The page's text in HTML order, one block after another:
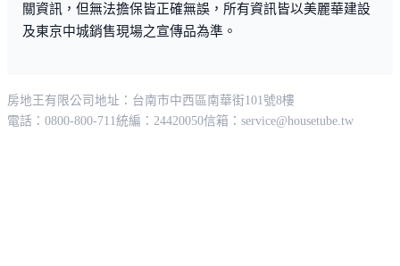
關資訊，但無法擔保皆正確無誤，所有資訊皆以美麗華建設
及東京中城銷售現場之宣傳品為準。
房地王有限公司 地址：台南市中西區南華街101號8樓
電話：0800-800-711統編：24420050信箱： service@housetube.tw